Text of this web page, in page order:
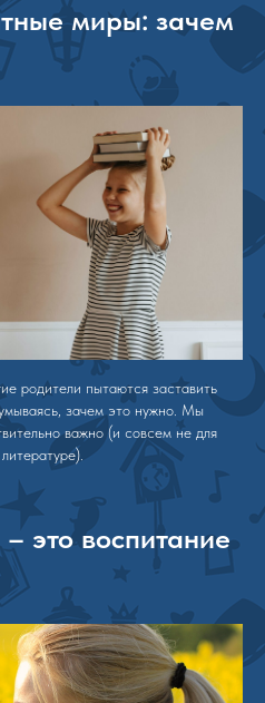
миры: зачем
родители пытаются заставить
зачем это нужно. Мы
важно (и совсем не для
это воспитание